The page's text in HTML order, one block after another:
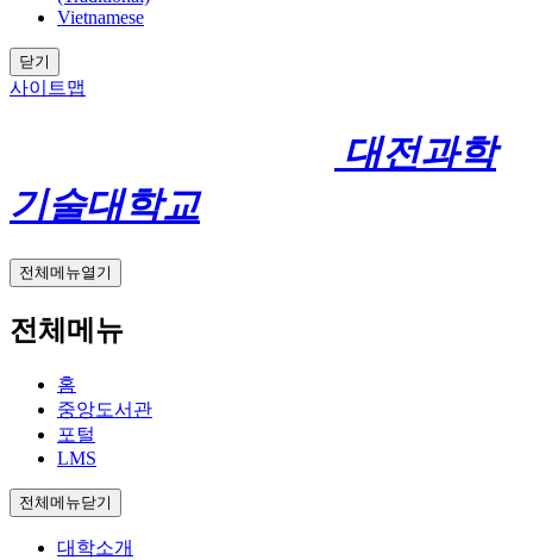
Vietnamese
닫기
사이트맵
대전과학
기술대학교
전체메뉴열기
전체메뉴
홈
중앙도서관
포털
LMS
전체메뉴닫기
대학소개